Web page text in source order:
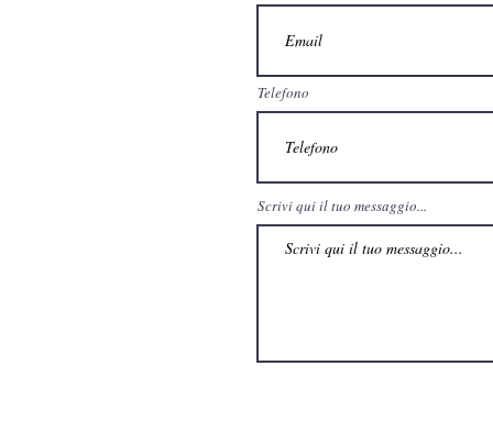
Telefono
Scrivi qui il tuo messaggio...